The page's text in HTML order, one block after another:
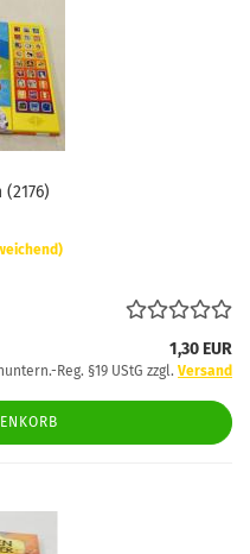
1,30 EUR
Reg. §19 UStG zzgl. Versand